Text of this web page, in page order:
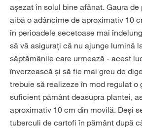
așezat în solul bine afânat. Gaura de
aibă o adâncime de aproximativ 10
în perioadele secetoase mai
să vă asigurați că nu ajunge lumină
săptămânile care urmează - acest
înverzească și să fie mai greu de
trebuie să realizeze în mod regulat o
suficient pământ deasupra plantei,
aproximativ 10 cm din movilă. Deși
tuberculi de cartofi în pământ după